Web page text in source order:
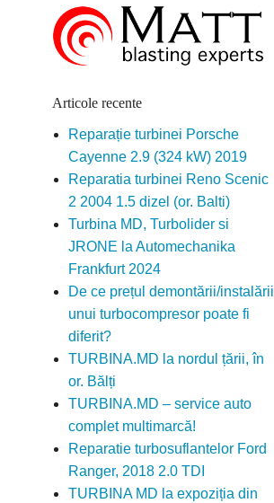
Articole recente
Reparație turbinei Porsche
Cayenne 2.9 (324 kW) 2019
Reparatia turbinei Reno Scenic
2 2004 1.5 dizel (or. Balti)
Turbina MD, Turbolider si
JRONE la Automechanika
Frankfurt 2024
De ce prețul demontării/instalării
unui turbocompresor poate fi
diferit?
TURBINA.MD la nordul țării, în
or. Bălți
TURBINA.MD – service auto
complet multimarcă!
Reparatie turbosuflantelor Ford
Ranger, 2018 2.0 TDI
TURBINA MD la expoziția din